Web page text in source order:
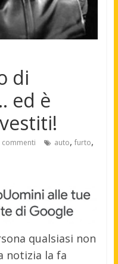
di
ed è
commenti auto, furto,
qualsiasi non
notizia la fa